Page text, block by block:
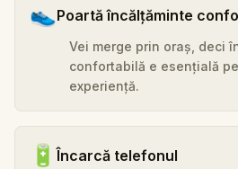
👟Poartă încălțăminte
Vei merge prin oraș, deci
confortabilă e esențială
experiență.
🔋Încarcă telefonul